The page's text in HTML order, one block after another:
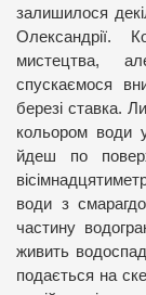
залишилося
Олександрії.
мистецтва,
спускаємося
березі ставка.
кольором води
йдеш по
води з
частину
живить
подається на